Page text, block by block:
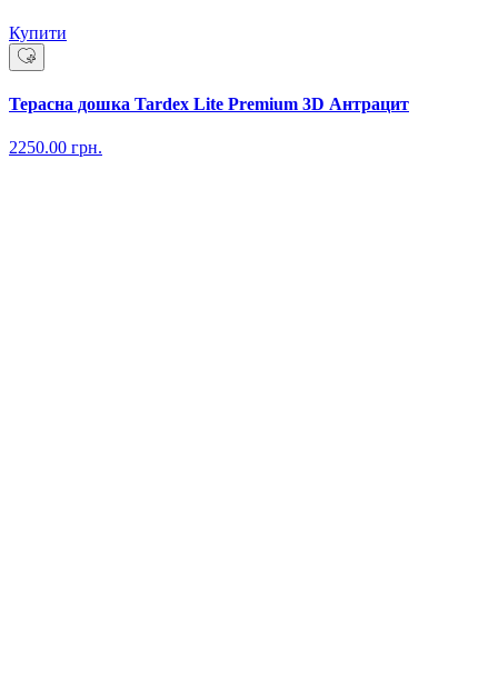
Купити
Терасна дошка Tardex Lite Premium 3D Антрацит
2250.00 грн.